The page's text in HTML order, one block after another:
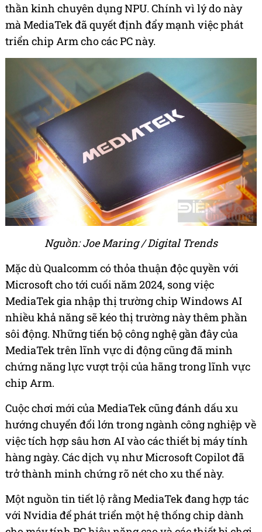
thần kinh chuyên dụng NPU. Chính vì lý do này
mà MediaTek đã quyết định đẩy mạnh việc phát
triển chip Arm cho các PC này.
Nguồn: Joe Maring / Digital Trends
Mặc dù Qualcomm có thỏa thuận độc quyền với
Microsoft cho tới cuối năm 2024, song việc
MediaTek gia nhập thị trường chip Windows AI
nhiều khả năng sẽ kéo thị trường này thêm phần
sôi động. Những tiến bộ công nghệ gần đây của
MediaTek trên lĩnh vực di động cũng đã minh
chứng năng lực vượt trội của hãng trong lĩnh vực
chip Arm.
Cuộc chơi mới của MediaTek cũng đánh dấu xu
hướng chuyển đổi lớn trong ngành công nghiệp về
việc tích hợp sâu hơn AI vào các thiết bị máy tính
hàng ngày. Các dịch vụ như Microsoft Copilot đã
trở thành minh chứng rõ nét cho xu thế này.
Một nguồn tin tiết lộ rằng MediaTek đang hợp tác
với Nvidia để phát triển một hệ thống chip dành